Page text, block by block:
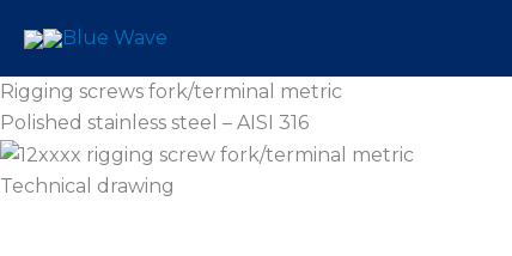
content
Rigging screws fork/terminal metric
Polished stainless steel – AISI 316
Technical drawing